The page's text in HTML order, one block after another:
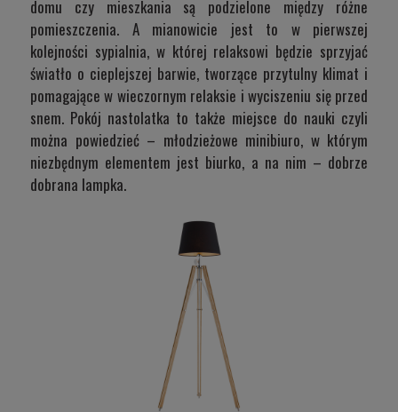
domu czy mieszkania są podzielone między różne
pomieszczenia. A mianowicie jest to w pierwszej
kolejności sypialnia, w której relaksowi będzie sprzyjać
światło o cieplejszej barwie, tworzące przytulny klimat i
pomagające w wieczornym relaksie i wyciszeniu się przed
snem. Pokój nastolatka to także miejsce do nauki czyli
można powiedzieć – młodzieżowe minibiuro, w którym
niezbędnym elementem jest biurko, a na nim – dobrze
dobrana lampka.